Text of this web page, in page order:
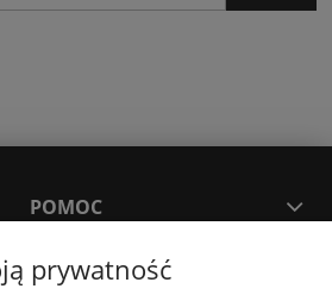
POMOC
MOJE KONTO
prywatność